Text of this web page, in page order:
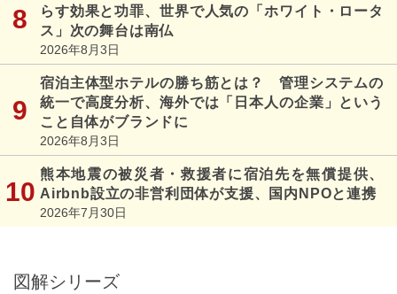
らす効果と功罪、世界で人気の「ホワイト・ロータ
ス」次の舞台は南仏
2026年8月3日
宿泊主体型ホテルの勝ち筋とは？ 管理システムの
統一で高度分析、海外では「日本人の企業」という
こと自体がブランドに
2026年8月3日
熊本地震の被災者・救援者に宿泊先を無償提供、
Airbnb設立の非営利団体が支援、国内NPOと連携
2026年7月30日
図解シリーズ